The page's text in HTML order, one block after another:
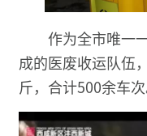
作为全市唯一
成的医废收运队伍
斤，合计500余车次